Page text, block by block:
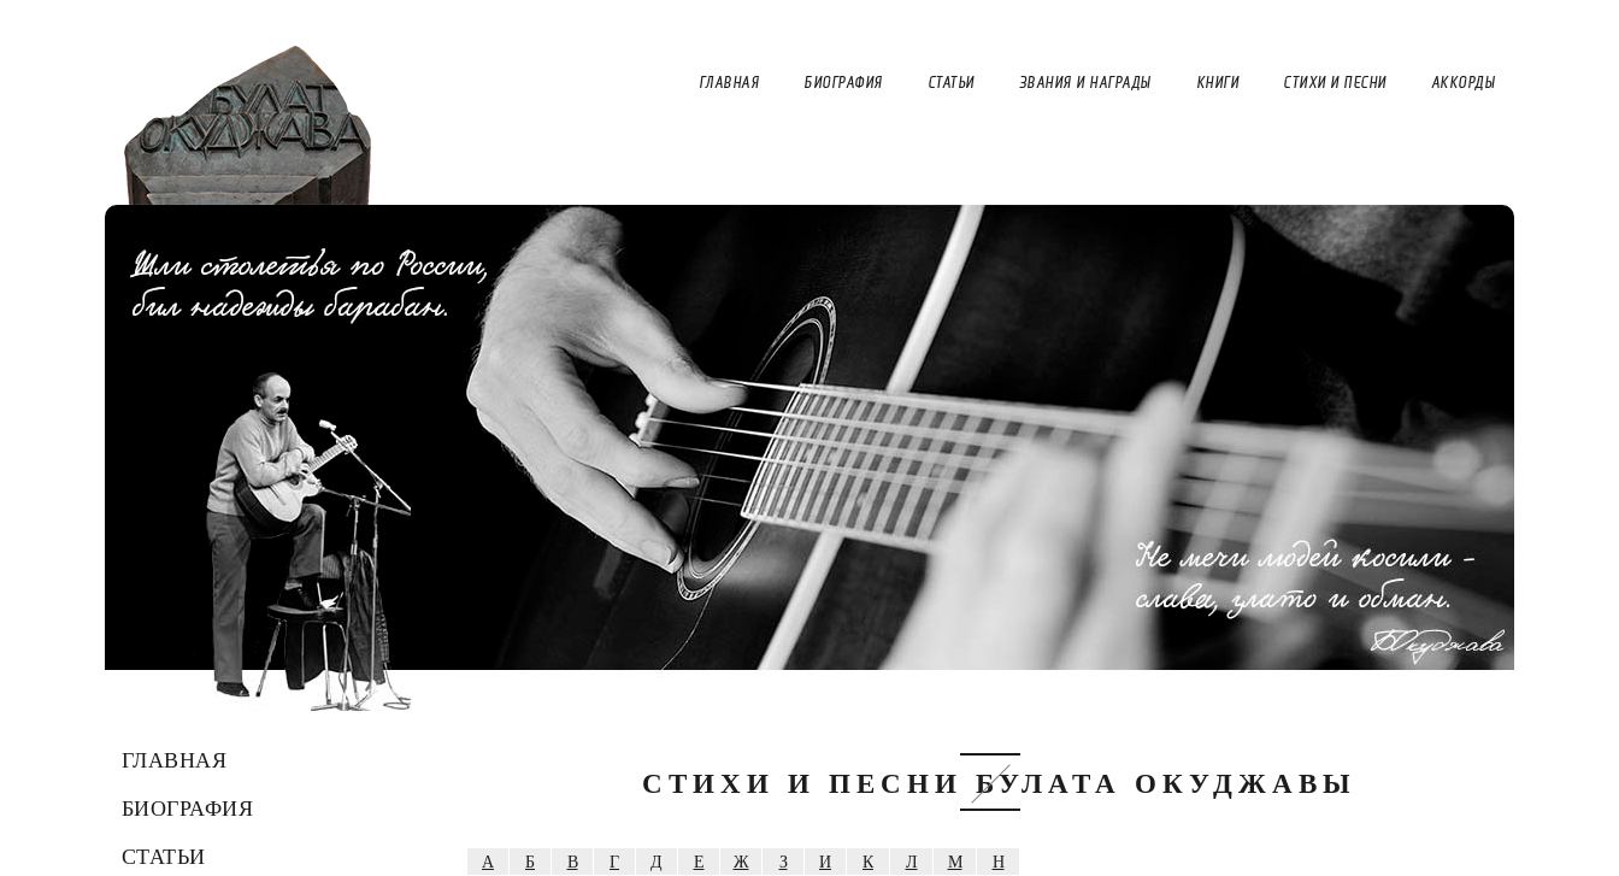
ГЛАВНАЯ БИОГРАФИЯ СТАТЬИ ЗВАНИЯ И НАГРАДЫ КНИГИ СТИХИ И ПЕСНИ АККОРДЫ
ГЛАВНАЯ
БИОГРАФИЯ
СТАТЬИ
СТИХИ И ПЕСНИ БУЛАТА ОКУДЖАВЫ
А Б В Г Д Е Ж З И К Л М
Н